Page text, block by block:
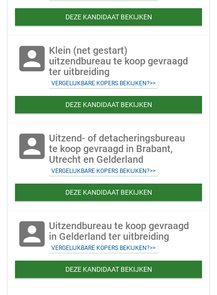
DEZE KANDIDAAT BEKIJKEN
account_box Klein (net gestart)
uitzendbureau te koop gevraagd
ter uitbreiding
VERGELIJKBARE KOPERS BEKIJKEN?>>
DEZE KANDIDAAT BEKIJKEN
account_box Uitzend- of detacheringsbureau
te koop gevraagd in Brabant,
Utrecht en Gelderland
VERGELIJKBARE KOPERS BEKIJKEN?>>
DEZE KANDIDAAT BEKIJKEN
account_box Uitzendbureau te koop gevraagd
in Gelderland ter uitbreiding
VERGELIJKBARE KOPERS BEKIJKEN?>>
DEZE KANDIDAAT BEKIJKEN